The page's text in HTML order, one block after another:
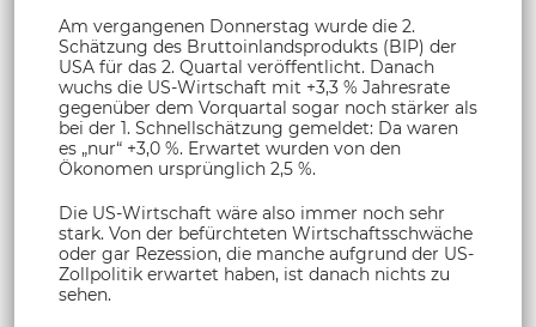
Am vergangenen Donnerstag wurde die 2.
Schätzung des Bruttoinlandsprodukts (BIP) der
USA für das 2. Quartal veröffentlicht. Danach
wuchs die US-Wirtschaft mit +3,3 % Jahresrate
gegenüber dem Vorquartal sogar noch stärker als
bei der 1. Schnellschätzung gemeldet: Da waren
es „nur“ +3,0 %. Erwartet wurden von den
Ökonomen ursprünglich 2,5 %.
Die US-Wirtschaft wäre also immer noch sehr
stark. Von der befürchteten Wirtschaftsschwäche
oder gar Rezession, die manche aufgrund der US-
Zollpolitik erwartet haben, ist danach nichts zu
sehen.